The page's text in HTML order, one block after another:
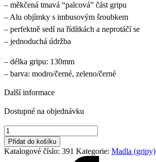
– měkčená tmavá “palcová” část gripu
– Alu objímky s imbusovým šroubkem
– perfektně sedí na řídítkách a neprotáčí se
– jednoduchá údržba
– délka gripu: 130mm
– barva: modro/černé, zeleno/černé
Další informace
Dostupné na objednávku
gripy
Rock
Machine
Enduro
Přidat do košíku
Katalogové číslo: 391 Kategorie: Madla (gripy)